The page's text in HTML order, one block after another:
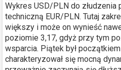
Wykres USD/PLN do złudzenia
techniczną EUR/PLN. Tutaj
większy i może on wynieść
poziomie 3,17, gdyż przy tym
wsparcia. Piątek był
charakteryzował się mocną